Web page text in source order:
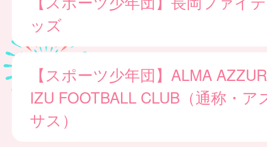
ッズ
【スポーツ少年団】ALMA
IZU FOOTBALL CLUB（通称・
サス）